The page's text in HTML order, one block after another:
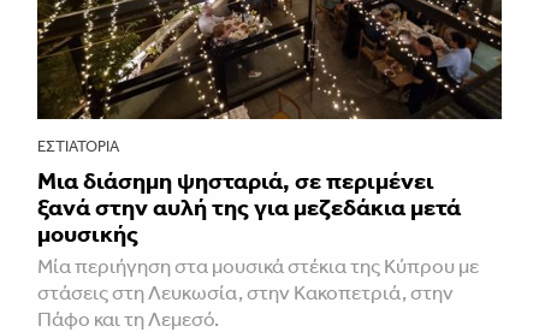
ΕΣΤΙΑΤΌΡΙΑ
Μια διάσημη ψησταριά, σε περιμένει
ξανά στην αυλή της για μεζεδάκια μετά
μουσικής
Μία περιήγηση στα μουσικά στέκια της Κύπρου με
στάσεις στη Λευκωσία, στην Κακοπετριά, στην
Πάφο και τη Λεμεσό.